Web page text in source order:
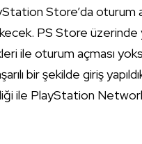
Store’da oturum
PS Store
ile oturum açması
bir şekilde giriş
ile PlayStation